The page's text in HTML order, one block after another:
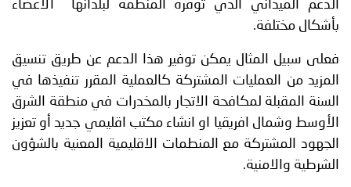
الدعم الميداني الذي توفره المنطمة لبلدانها الاعضاء
بأشكال مختلفة.
فعلى سبيل المثال يمكن توفير هذا الدعم عن طريق تنسيق
المزيد من العمليات المشتركة كالعملية المقرر تنفيذها في
السنة المقبلة لمكافحة الاتجار بالمخدرات في منطقة الشرق
الأوسط وشمال افريقيا او انشاء مكتب اقليمي جديد أو تعزيز
الجهود المشتركة مع المنطمات الاقليمية المعنية بالشؤون
الشرطية والامنية.